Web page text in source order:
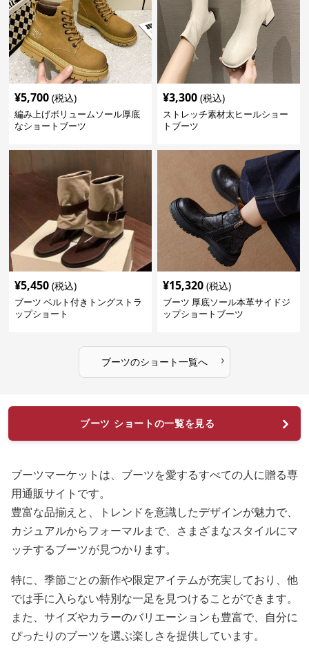
¥5,700 (税込)
編み上げボリュームソール厚底
なショートブーツ
¥3,300 (税込)
ストレッチ素材太ヒールショー
トブーツ
¥5,450 (税込)
ブーツ ベルト付きトングストラ
ップショート
¥15,320 (税込)
ブーツ 厚底ソール本革サイドジ
ップショートブーツ
ブーツのショート一覧へ ›
ブーツ ショートの一覧を見る
ブーツマーケットは、ブーツを愛するすべての人に贈る専
用通販サイトです。
豊富な品揃えと、トレンドを意識したデザインが魅力で、
カジュアルからフォーマルまで、さまざまなスタイルにマ
ッチするブーツが見つかります。
特に、季節ごとの新作や限定アイテムが充実しており、他
では手に入らない特別な一足を見つけることができます。
また、サイズやカラーのバリエーションも豊富で、自分に
ぴったりのブーツを選ぶ楽しさを提供しています。